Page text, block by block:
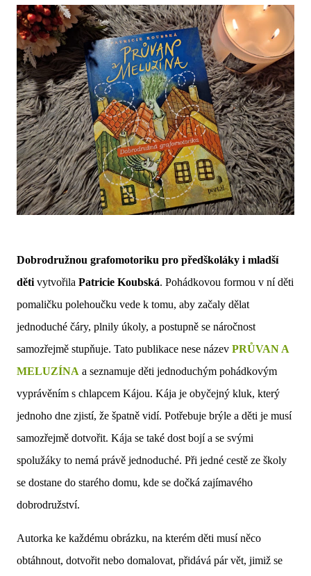
Dobrodružnou grafomotoriku pro předškoláky i mladší
děti vytvořila Patricie Koubská. Pohádkovou formou v ní děti
pomaličku polehoučku vede k tomu, aby začaly dělat
jednoduché čáry, plnily úkoly, a postupně se náročnost
samozřejmě stupňuje. Tato publikace nese název PRŮVAN A
MELUZÍNA a seznamuje děti jednoduchým pohádkovým
vyprávěním s chlapcem Kájou. Kája je obyčejný kluk, který
jednoho dne zjistí, že špatně vidí. Potřebuje brýle a děti je musí
samozřejmě dotvořit. Kája se také dost bojí a se svými
spolužáky to nemá právě jednoduché. Při jedné cestě ze školy
se dostane do starého domu, kde se dočká zajímavého
dobrodružství.
Autorka ke každému obrázku, na kterém děti musí něco
obtáhnout, dotvořit nebo domalovat, přidává pár vět, jimiž se